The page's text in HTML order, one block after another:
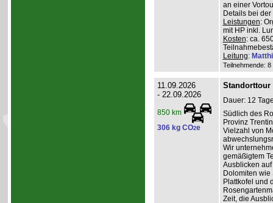
an einer
Details bei
Leistungen:
mit HP inkl.
Kosten: ca.
Leitung:
Teilnehmende:
11.09.2026
- 22.09.2026
850 km
306 kg CO2e
Standorttour
Dauer: 12
Südlich des
Provinz
Vielzahl von
Wir
gemäßigtem
Ausblicken
Dolomiten wie
Plattkofel und
Zeit, die